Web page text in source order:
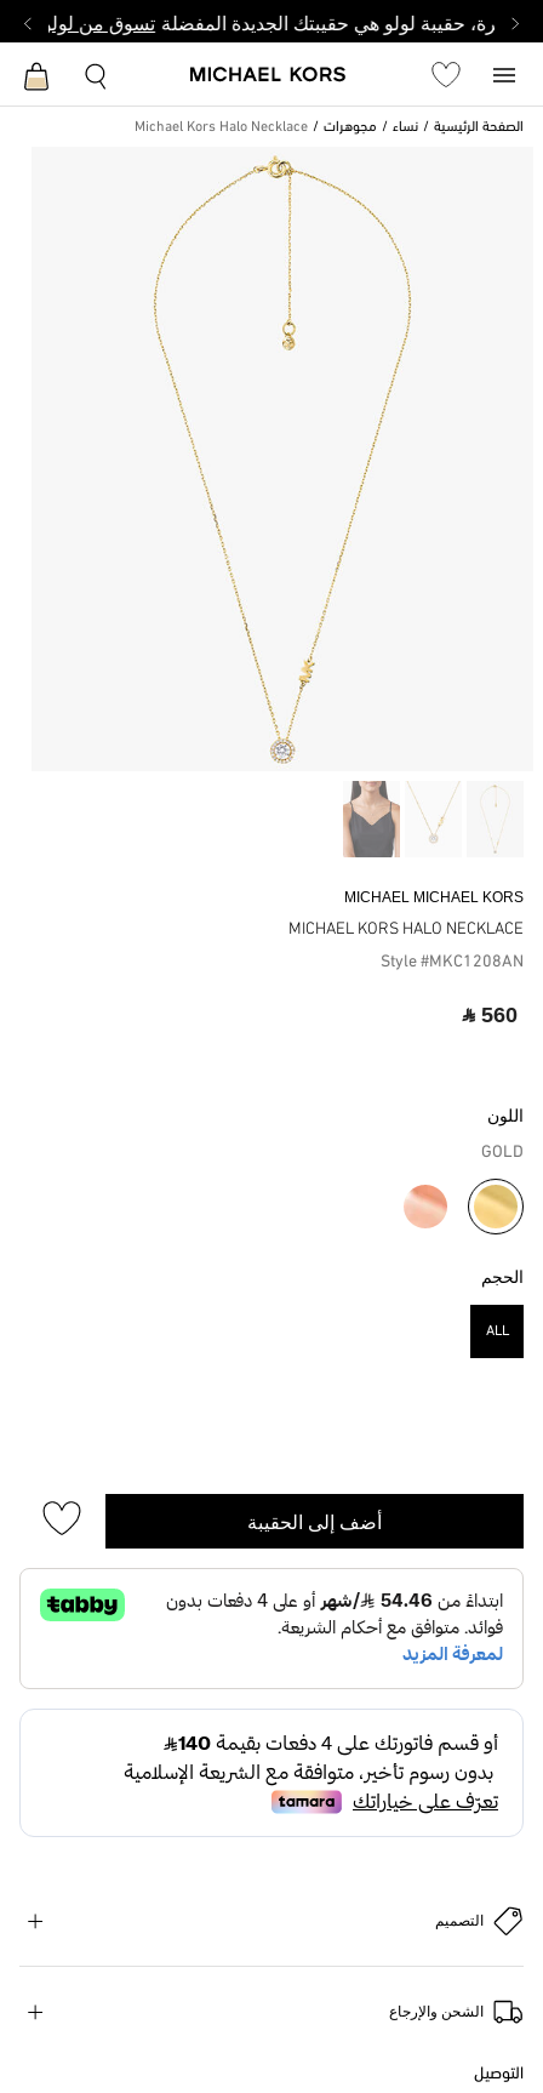
وصغيرة، حقيبة لولو هي حقيبتك الجديدة المفضلة تسوق من لولو
الصفحة الرئيسية نساء مجوهرات Michael Kors Halo Necklace
MICHAEL MICHAEL KORS
MICHAEL KORS HALO NECKLACE
Style #MKC1208AN
‎ ⃁ 560 ‎
اللون
GOLD
مختار
الحجم
ALL
أضف إلى الحقيبة
التصميم
الشحن والإرجاع
التوصيل